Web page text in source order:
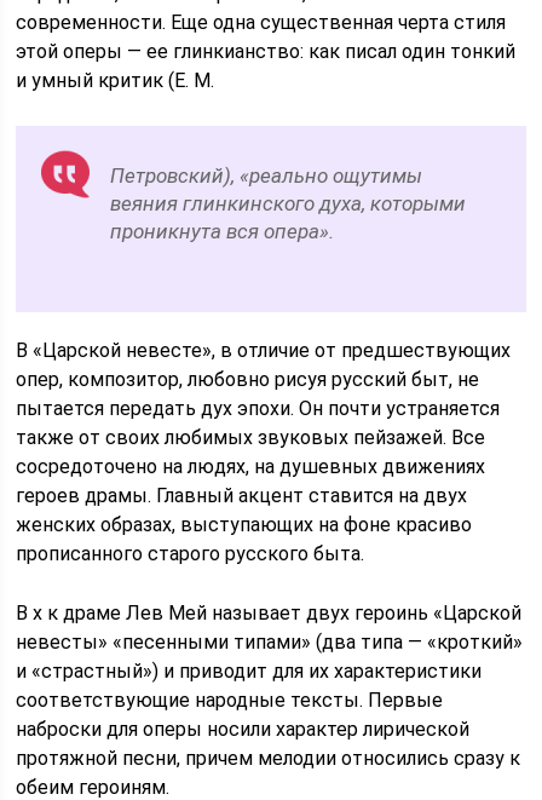
современности. Еще одна существенная черта стиля
этой оперы — ее глинкианство: как писал один тонкий
и умный критик (Е. М.
Петровский), «реально ощутимы
веяния глинкинского духа, которыми
проникнута вся опера».
В «Царской невесте», в отличие от предшествующих
опер, композитор, любовно рисуя русский быт, не
пытается передать дух эпохи. Он почти устраняется
также от своих любимых звуковых пейзажей. Все
сосредоточено на людях, на душевных движениях
героев драмы. Главный акцент ставится на двух
женских образах, выступающих на фоне красиво
прописанного старого русского быта.
В х к драме Лев Мей называет двух героинь «Царской
невесты» «песенными типами» (два типа — «кроткий»
и «страстный») и приводит для их характеристики
соответствующие народные тексты. Первые
наброски для оперы носили характер лирической
протяжной песни, причем мелодии относились сразу к
обеим героиням.